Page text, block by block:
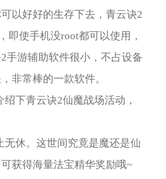
以好好的生存下去，青云诀2
即使手机没root都可以使用，
手游辅助软件很小，不占设备
非常棒的一款软件。
绍下青云诀2仙魔战场活动，
无休。这世间究竟是魔还是仙
获得海量法宝精华奖励哦~